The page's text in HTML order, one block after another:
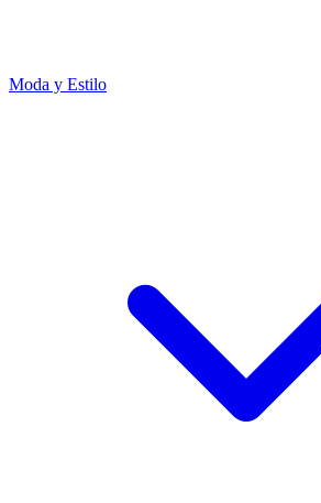
Moda y Estilo